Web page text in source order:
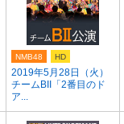
2019年5月28日（火）
チームBII「2番目のド
ア...
NMB48 HD